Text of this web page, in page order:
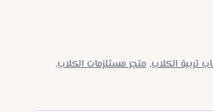
تربية الكلاب, متجر مستلزمات الكلاب,